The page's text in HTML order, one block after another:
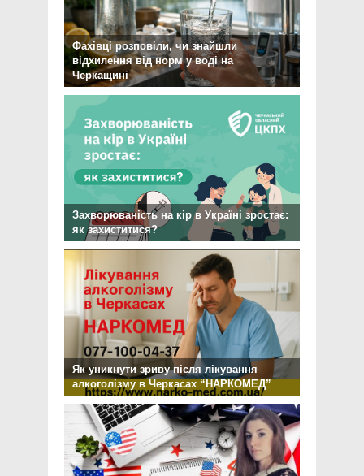
Фахівці розповіли, чи знайшли
відхилення від норм у воді на
Черкащині
Захворюваність на кір в Україні зростає:
як захиститися?
Як уникнути зриву після лікування
алкоголізму в Черкасах “НАРКОМЕД”